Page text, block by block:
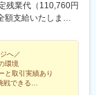
ート
・福井（7）近畿：
国：岡山・広島・
長崎・沖縄※勤務地
リアは希望に応じ
の範囲：会社の定
残業代（110,760円
額支給いたしま
手当含む
へ／
環境
と取引実績あり
戦できる